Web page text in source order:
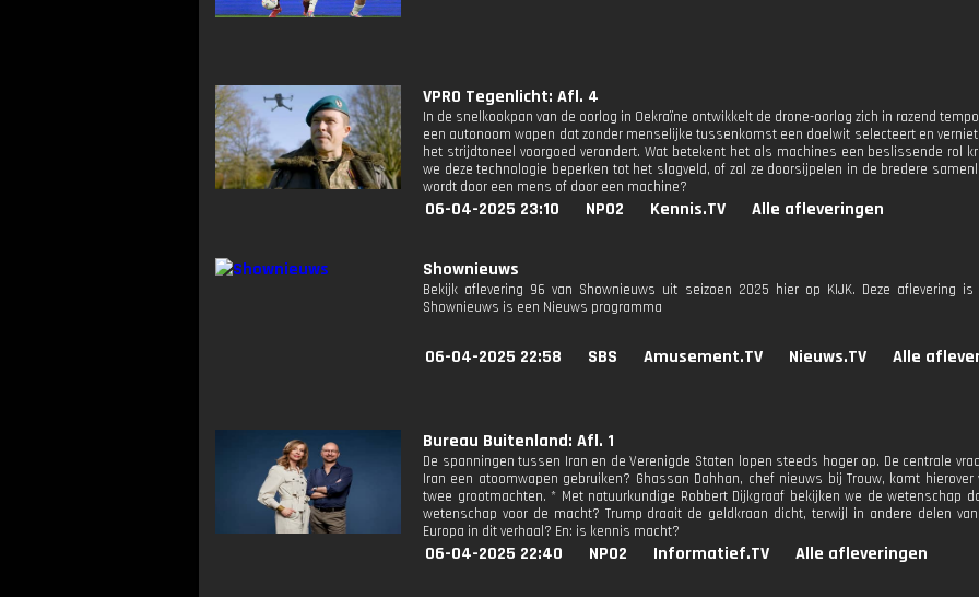
VPRO Tegenlicht: Afl. 4
In de snelkookpan van de oorlog in Oekraïne ontwikkelt de drone-oorlog zich in razend
een autonoom wapen dat zonder menselijke tussenkomst een doelwit selecteert en
het strijdtoneel voorgoed verandert. Wat betekent het als machines een beslissende rol
we deze technologie beperken tot het slagveld, of zal ze doorsijpelen in de bredere
wordt door een mens of door een machine?
06-04-2025 23:10 NPO2 Kennis.TV Alle afleveringen
Shownieuws
Bekijk aflevering 96 van Shownieuws uit seizoen 2025 hier op KIJK. Deze aflevering
Shownieuws is een Nieuws programma
06-04-2025 22:58 SBS Amusement.TV Nieuws.TV Alle
Bureau Buitenland: Afl. 1
De spanningen tussen Iran en de Verenigde Staten lopen steeds hoger op. De centrale
Iran een atoomwapen gebruiken? Ghassan Dahhan, chef nieuws bij Trouw, komt
twee grootmachten. * Met natuurkundige Robbert Dijkgraaf bekijken we de wetenschap
wetenschap voor de macht? Trump draait de geldkraan dicht, terwijl in andere delen
Europa in dit verhaal? En: is kennis macht?
06-04-2025 22:40 NPO2 Informatief.TV Alle afleveringen